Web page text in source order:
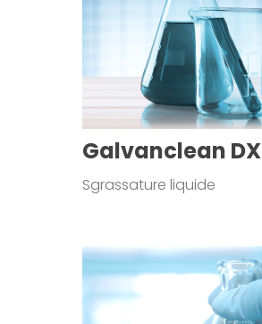
Galvanclean DX
Sgrassature liquide